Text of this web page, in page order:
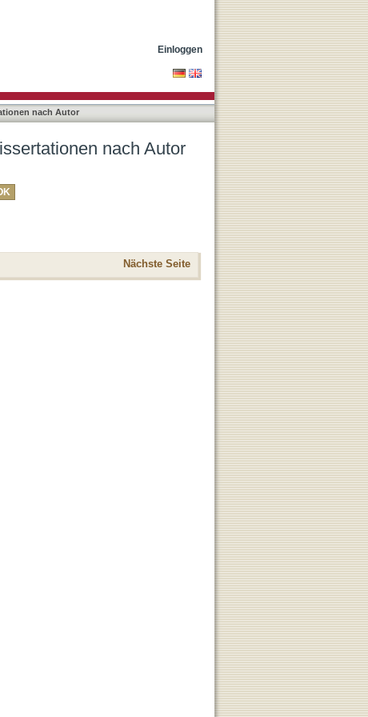
Einloggen
nach Autor
nach Autor
Nächste Seite